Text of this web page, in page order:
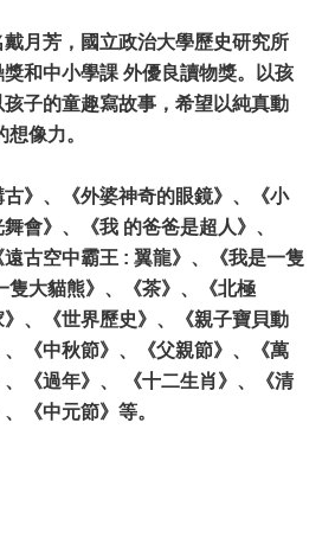
月芳，國立政治大學歷史研究所
和中小學課 外優良讀物獎。以孩
子的童趣寫故事，希望以純真動
像力。
》、《外婆神奇的眼鏡》、《小
會》、《我 的爸爸是超人》、
遠古空中霸王 : 翼龍》、《我是一隻
隻大貓熊》、《茶》、《北極
、《世界歷史》、《親子寶貝動
《中秋節》、《父親節》、《萬
《過年》、 《十二生肖》、《清
《中元節》等。